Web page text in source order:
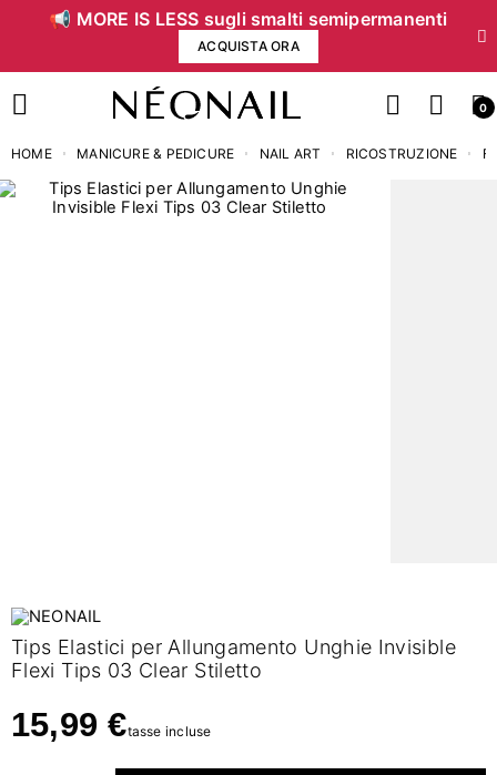
📢 MORE IS LESS sugli smalti semipermanenti
ACQUISTA ORA
0
HOME MANICURE & PEDICURE NAIL ART RICOSTRUZIONE
Tips Elastici per Allungamento Unghie Invisible
Flexi Tips 03 Clear Stiletto
15,99 €tasse incluse